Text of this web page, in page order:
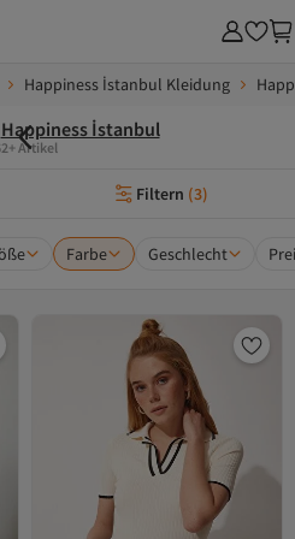
Happiness İstanbul Kleidung
Happiness İstanbul
Artikel
Filtern (3)
Farbe Geschlecht